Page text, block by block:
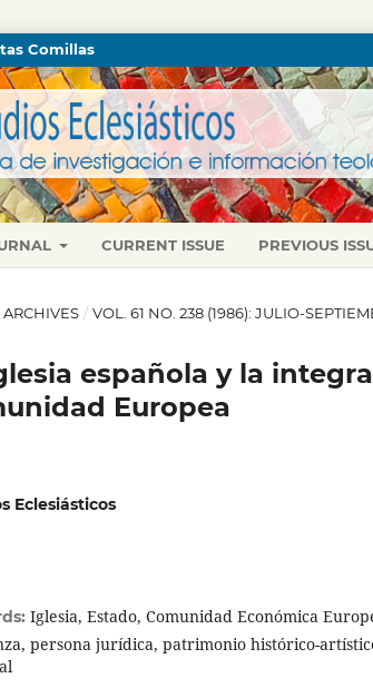
CURRENT ISSUE PREVIOUS
Comillas
ARCHIVES / VOL. 61 NO. 238 (1986): JULIO-
española y la
Europea
Eclesiásticos
Iglesia, Estado, Comunidad Económica
persona jurídica, patrimonio histórico-